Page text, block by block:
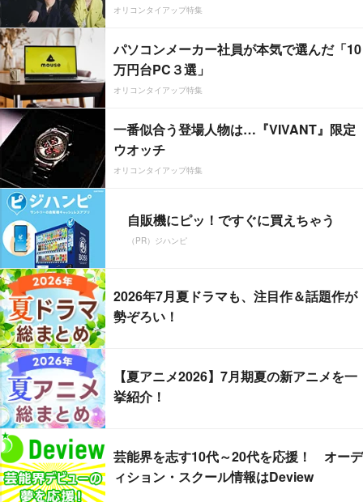
オリコンタイアップ特集
パソコンメーカー社員が本気で選んだ「10
万円台PC３選」
オリコンタイアップ特集
一番似合う登場人物は…『VIVANT』限定
ウオッチ
オリコンタイアップ特集
自販機にピッ！ですぐに買えちゃう
（PR）ジハンピ
2026年7月夏ドラマも、注目作＆話題作が
勢ぞろい！
【夏アニメ2026】7月期夏の新アニメを一
挙紹介！
芸能界を志す10代～20代を応援！ オーデ
ィション・スクール情報はDeview